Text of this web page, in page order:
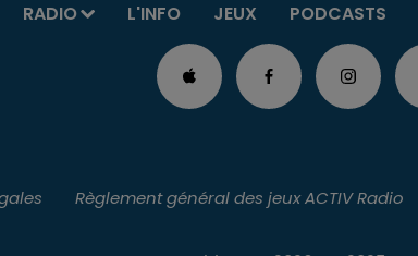
RADIO L'INFO JEUX PODCASTS
Règlement général des jeux ACTIV Radio